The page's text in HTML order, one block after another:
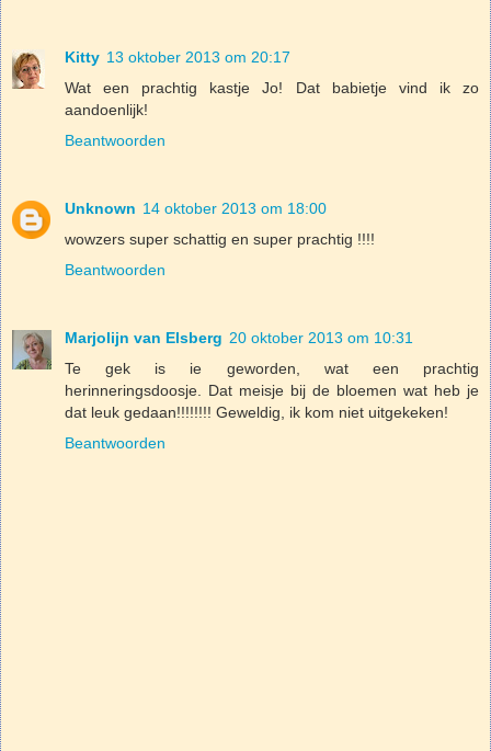
Kitty 13 oktober 2013 om 20:17
Wat een prachtig kastje Jo! Dat babietje vind ik zo
aandoenlijk!
Beantwoorden
Unknown 14 oktober 2013 om 18:00
wowzers super schattig en super prachtig !!!!
Beantwoorden
Marjolijn van Elsberg 20 oktober 2013 om 10:31
Te gek is ie geworden, wat een prachtig
herinneringsdoosje. Dat meisje bij de bloemen wat heb je
dat leuk gedaan!!!!!!!! Geweldig, ik kom niet uitgekeken!
Beantwoorden